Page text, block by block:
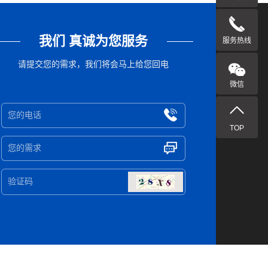
我们 真诚为您服务
请提交您的需求，我们将会马上给您回电
服务热线
微信
TOP